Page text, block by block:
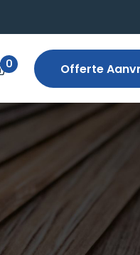
0 Offerte